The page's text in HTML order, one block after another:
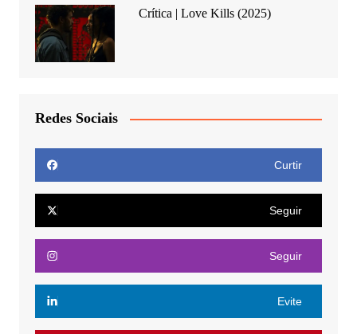
Crítica | Love Kills (2025)
Redes Sociais
Curtir
Seguir
Seguir
Evite